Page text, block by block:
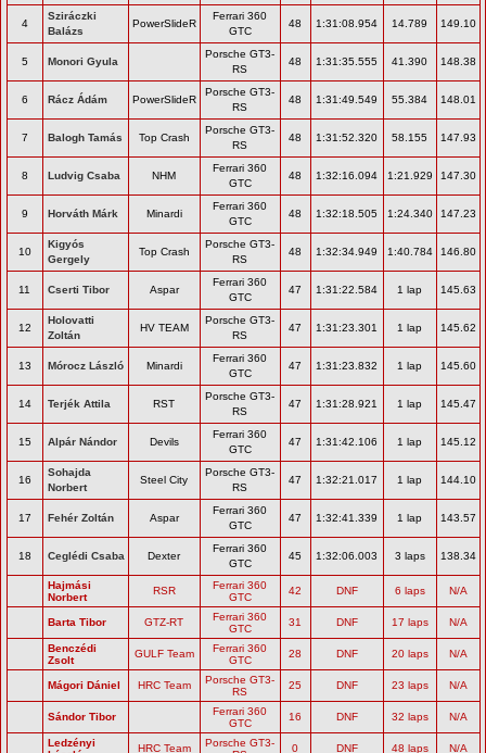
4
Sziráczki
Balázs
PowerSlideR
Ferrari 360
GTC
48 1:31:08.954 14.789 149.10
5 Monori Gyula
Porsche GT3-
RS
48 1:31:35.555 41.390 148.38
6 Rácz Ádám PowerSlideR
Porsche GT3-
RS
48 1:31:49.549 55.384 148.01
7 Balogh Tamás Top Crash
Porsche GT3-
RS
48 1:31:52.320 58.155 147.93
8 Ludvig Csaba NHM
Ferrari 360
GTC
48 1:32:16.094 1:21.929 147.30
9 Horváth Márk Minardi
Ferrari 360
GTC
48 1:32:18.505 1:24.340 147.23
10
Kigyós
Gergely
Top Crash
Porsche GT3-
RS
48 1:32:34.949 1:40.784 146.80
11 Cserti Tibor Aspar
Ferrari 360
GTC
47 1:31:22.584 1 lap 145.63
12
Holovatti
Zoltán
HV TEAM
Porsche GT3-
RS
47 1:31:23.301 1 lap 145.62
13 Mórocz László Minardi
Ferrari 360
GTC
47 1:31:23.832 1 lap 145.60
14 Terjék Attila RST
Porsche GT3-
RS
47 1:31:28.921 1 lap 145.47
15 Alpár Nándor Devils
Ferrari 360
GTC
47 1:31:42.106 1 lap 145.12
16
Sohajda
Norbert
Steel City
Porsche GT3-
RS
47 1:32:21.017 1 lap 144.10
17 Fehér Zoltán Aspar
Ferrari 360
GTC
47 1:32:41.339 1 lap 143.57
18 Ceglédi Csaba Dexter
Ferrari 360
GTC
45 1:32:06.003 3 laps 138.34
Hajmási
Norbert
RSR
Ferrari 360
GTC
42 DNF 6 laps N/A
Barta Tibor GTZ-RT
Ferrari 360
GTC
31 DNF 17 laps N/A
Benczédi
Zsolt
GULF Team
Ferrari 360
GTC
28 DNF 20 laps N/A
Mágori Dániel HRC Team
Porsche GT3-
RS
25 DNF 23 laps N/A
Sándor Tibor
Ferrari 360
GTC
16 DNF 32 laps N/A
Ledzényi
HRC Team
Porsche GT3-
0 DNF 48 laps N/A